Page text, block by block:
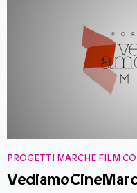
PROGETTI MARCHE FILM